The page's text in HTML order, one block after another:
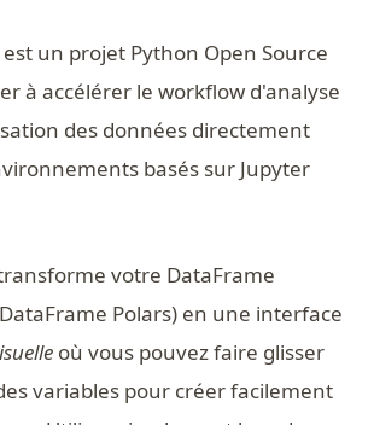
un projet Python Open Source
à accélérer le workflow d'analyse
des données directement
basés sur Jupyter
in a new tab)
votre DataFrame
Polars) en une interface
où vous pouvez faire glisser
variables pour créer facilement